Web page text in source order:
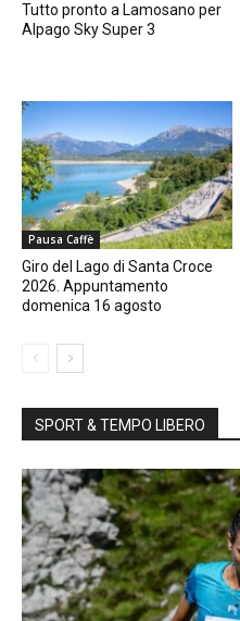
Tutto pronto a Lamosano per
Alpago Sky Super 3
Pausa Caffè
Giro del Lago di Santa Croce
2026. Appuntamento
domenica 16 agosto
SPORT & TEMPO LIBERO